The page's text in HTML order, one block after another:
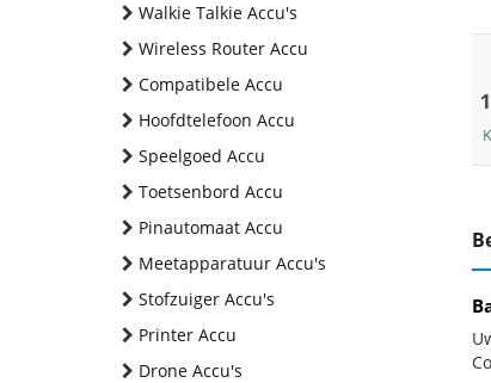
Walkie Talkie Accu's
Wireless Router Accu
Compatibele Accu
Hoofdtelefoon Accu
Speelgoed Accu
Toetsenbord Accu
Pinautomaat Accu
Meetapparatuur Accu's
Stofzuiger Accu's
Printer Accu
Drone Accu's